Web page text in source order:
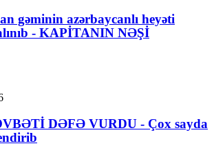
gəminin azərbaycanlı heyəti
- KAPİTANIN NƏŞİ
DƏFƏ VURDU - Çox sayda